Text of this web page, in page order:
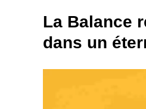
La Balance
dans un